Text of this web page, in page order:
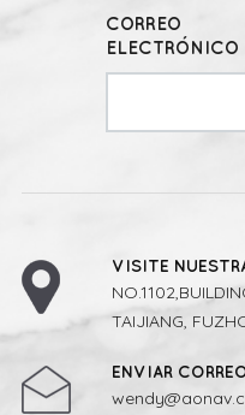
CORREO
ELECTRÓNICO
VISITE
TAIJIANG,
ENVIAR